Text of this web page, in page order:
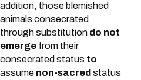
addition, those blemished
animals consecrated
through substitution do not
emerge from their
consecrated status to
assume non-sacred status